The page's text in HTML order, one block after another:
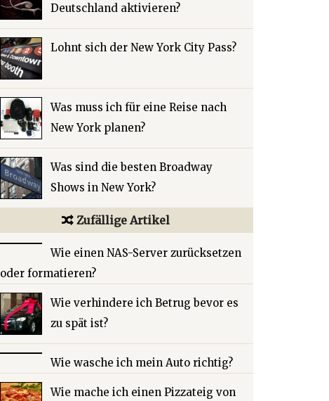
Deutschland aktivieren?
Lohnt sich der New York City Pass?
Was muss ich für eine Reise nach
New York planen?
Was sind die besten Broadway
Shows in New York?
Zufällige Artikel
Wie einen NAS-Server zurücksetzen
oder formatieren?
Wie verhindere ich Betrug bevor es
zu spät ist?
Wie wasche ich mein Auto richtig?
Wie mache ich einen Pizzateig von